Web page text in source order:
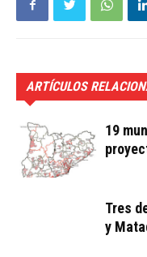
ARTÍCULOS
19
Tres
y